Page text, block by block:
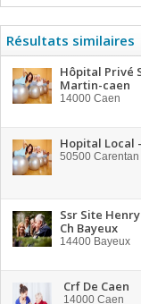
Résultats similaires
Hôpital Privé
Martin-caen
14000 Caen
Hopital Local
50500 Carentan
Ssr Site
Ch Bayeux
14400 Bayeux
Crf De Caen
14000 Caen